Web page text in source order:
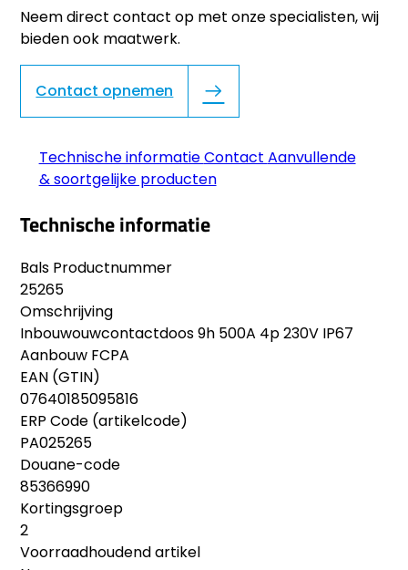
Neem direct contact op met onze specialisten, wij
bieden ook maatwerk.
Contact opnemen
Technische informatieContact Aanvullende
& soortgelijke producten
Technische informatie
Bals Productnummer
25265
Omschrijving
Inbouwouwcontactdoos 9h 500A 4p 230V IP67
Aanbouw FCPA
EAN (GTIN)
07640185095816
ERP Code (artikelcode)
PA025265
Douane-code
85366990
Kortingsgroep
2
Voorraadhoudend artikel